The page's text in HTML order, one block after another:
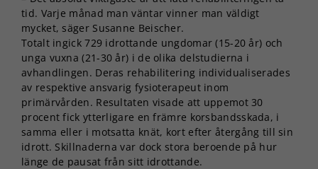
tid. Varje månad man väntar vinner man väldigt
mycket, säger Susanne Beischer.
Totalt ingick 729 idrottande ungdomar (15-20 år) och
unga vuxna (21-30 år) i de olika delstudierna i
avhandlingen. Deras rehabilitering individualiserades
av respektive ansvarig fysioterapeut inom
primärvården. Resultaten visade att uppemot 30
procent fick ytterligare en främre korsbandsskada, i
samma eller i motsatta knät, kort efter återgång till sin
idrott. Skillnaderna var dock stora beroende på hur
länge de pausat från sitt idrottande.